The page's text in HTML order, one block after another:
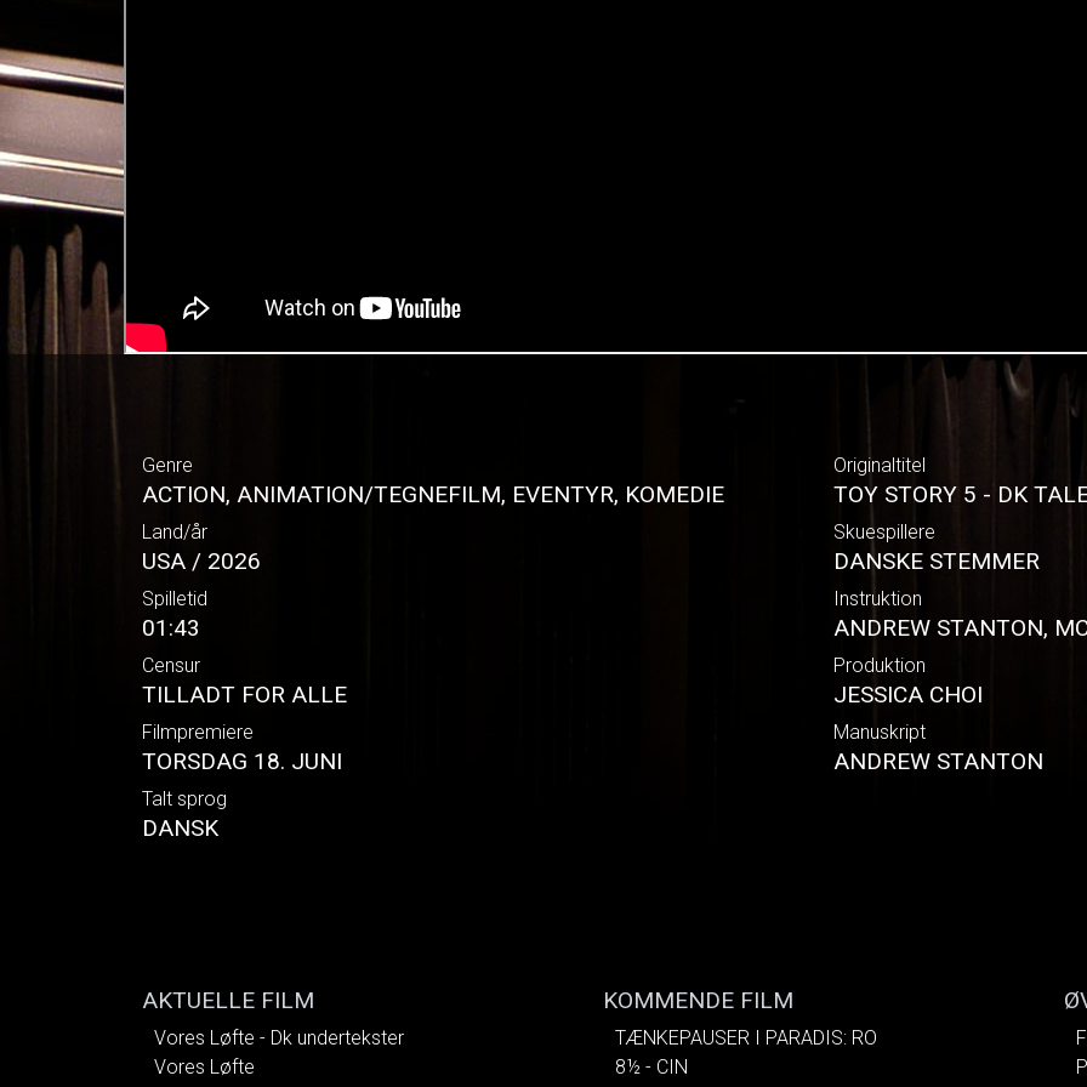
Genre
ACTION, ANIMATION/TEGNEFILM, EVENTYR, KOMEDIE
Land/år
USA / 2026
Spilletid
01:43
Censur
TILLADT FOR ALLE
Filmpremiere
TORSDAG 18. JUNI
Talt sprog
DANSK
Originaltitel
TOY STORY 5 - DK
Skuespillere
DANSKE STEMMER
Instruktion
ANDREW STANTON,
Produktion
JESSICA CHOI
Manuskript
ANDREW STANTON
AKTUELLE FILM
Vores Løfte - Dk undertekster
Vores Løfte
KOMMENDE FILM
TÆNKEPAUSER I PARADIS: RO
8½ - CIN